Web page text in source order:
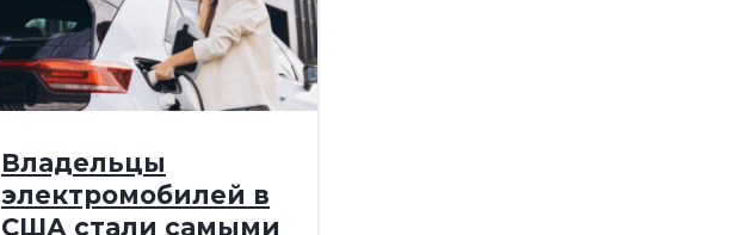
Владельцы
электромобилей в
США стали самыми